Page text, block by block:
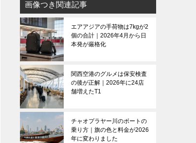
画像つき関連記事
エアアジアの手荷物は7kgが2
個の合計｜2026年4月から日
本発が厳格化
関西空港のグルメは保安検査
の後が正解｜2026年に24店
舗増えたT1
チャオプラヤー川のボートの
乗り方｜旗の色と料金が2026
年に変わりました